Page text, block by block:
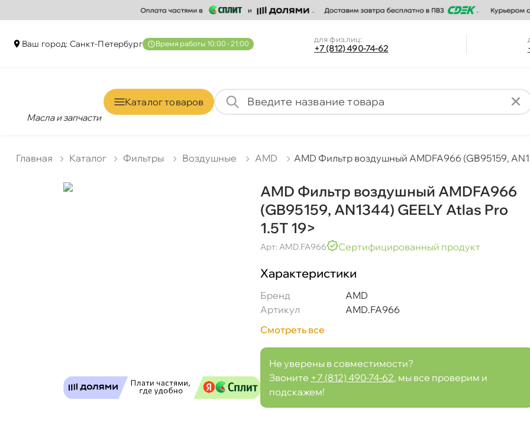
аш город: Санкт-Петербур ремя работы 10:00 - 21:00 для физ.лиц:
+7 (812) 490-74-62
Масла и запчасти
Каталог товаро
Главная Катало Фильтры оздушные AMD AMD Фильтр воздушный AMDFA966 (GB95159,
AMD Фильтр воздушный AMDFA966
(GB95159, AN1344) GEELY Atlas Pro
1.5T 19>
Арт: AMD.FA966 Сертифицированный продукт
Характеристики
Бренд
AMD
Артикул
AMD.FA966
Смотреть все
Не уверены в совместимости?
Звоните +7 (812) 490-74-62, мы все проверим и
подскажем!
Самовывоз Сегодня